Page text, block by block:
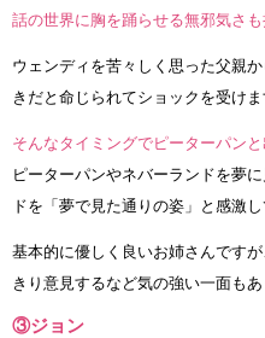
話の世界に胸を踊らせる無邪気さも
ウェンディを苦々しく思った父親
きだと命じられてショックを受けま
そんなタイミングでピーターパンと
ピーターパンやネバーランドを夢
ドを「夢で見た通りの姿」と感激し
基本的に優しく良いお姉さんです
きり意見するなど気の強い一面もあ
③ジョン